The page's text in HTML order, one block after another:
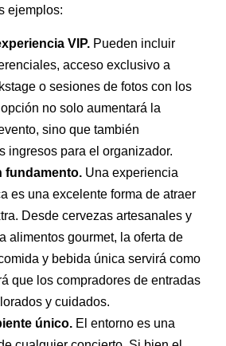
ejemplos:
VIP. Pueden incluir
acceso exclusivo a
o sesiones de fotos con los
no solo aumentará la
sino que también
ingresos para el organizador.
fundamento. Una experiencia
es una excelente forma de atraer
Desde cervezas artesanales y
alimentos gourmet, la oferta de
y bebida única servirá como
que los compradores de entradas
y cuidados.
único. El entorno es una